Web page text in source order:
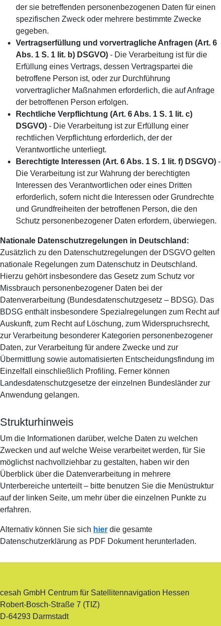
der sie betreffenden personenbezogenen Daten für einen
spezifischen Zweck oder mehrere bestimmte Zwecke
gegeben.
Vertragserfüllung und vorvertragliche Anfragen (Art. 6
Abs. 1 S. 1 lit. b) DSGVO) - Die Verarbeitung ist für die
Erfüllung eines Vertrags, dessen Vertragspartei die
betroffene Person ist, oder zur Durchführung
vorvertraglicher Maßnahmen erforderlich, die auf Anfrage
der betroffenen Person erfolgen.
Rechtliche Verpflichtung (Art. 6 Abs. 1 S. 1 lit. c)
DSGVO) - Die Verarbeitung ist zur Erfüllung einer
rechtlichen Verpflichtung erforderlich, der der
Verantwortliche unterliegt.
Berechtigte Interessen (Art. 6 Abs. 1 S. 1 lit. f) DSGVO) -
Die Verarbeitung ist zur Wahrung der berechtigten
Interessen des Verantwortlichen oder eines Dritten
erforderlich, sofern nicht die Interessen oder Grundrechte
und Grundfreiheiten der betroffenen Person, die den
Schutz personenbezogener Daten erfordern, überwiegen.
Nationale Datenschutzregelungen in Deutschland:
Zusätzlich zu den Datenschutzregelungen der DSGVO gelten
nationale Regelungen zum Datenschutz in Deutschland.
Hierzu gehört insbesondere das Gesetz zum Schutz vor
Missbrauch personenbezogener Daten bei der
Datenverarbeitung (Bundesdatenschutzgesetz – BDSG). Das
BDSG enthält insbesondere Spezialregelungen zum Recht auf
Auskunft, zum Recht auf Löschung, zum Widerspruchsrecht,
zur Verarbeitung besonderer Kategorien personenbezogener
Daten, zur Verarbeitung für andere Zwecke und zur
Übermittlung sowie automatisierten Entscheidungsfindung im
Einzelfall einschließlich Profiling. Ferner können
Landesdatenschutzgesetze der einzelnen Bundesländer zur
Anwendung gelangen.
Strukturhinweis
Um die Informationen darüber, welche Daten zu welchen
Zwecken und auf welche Weise verarbeitet werden, für Sie
möglichst nachvollziehbar zu gestalten, haben wir den
Überblick über die Datenverarbeitung in mehrere
Unterbereiche unterteilt – bitte benutzen Sie die Menüstruktur
auf der linken Seite, um mehr über die einzelnen Punkte zu
erfahren.
Alternativ können Sie sich hier die gesamte
Datenschutzerklärung as PDF Dokument herunterladen.
cesah GmbH Centrum für Satellitennavigation Hessen
Robert-Bosch-Straße 7 (TIZ)
D-64293 Darmstadt